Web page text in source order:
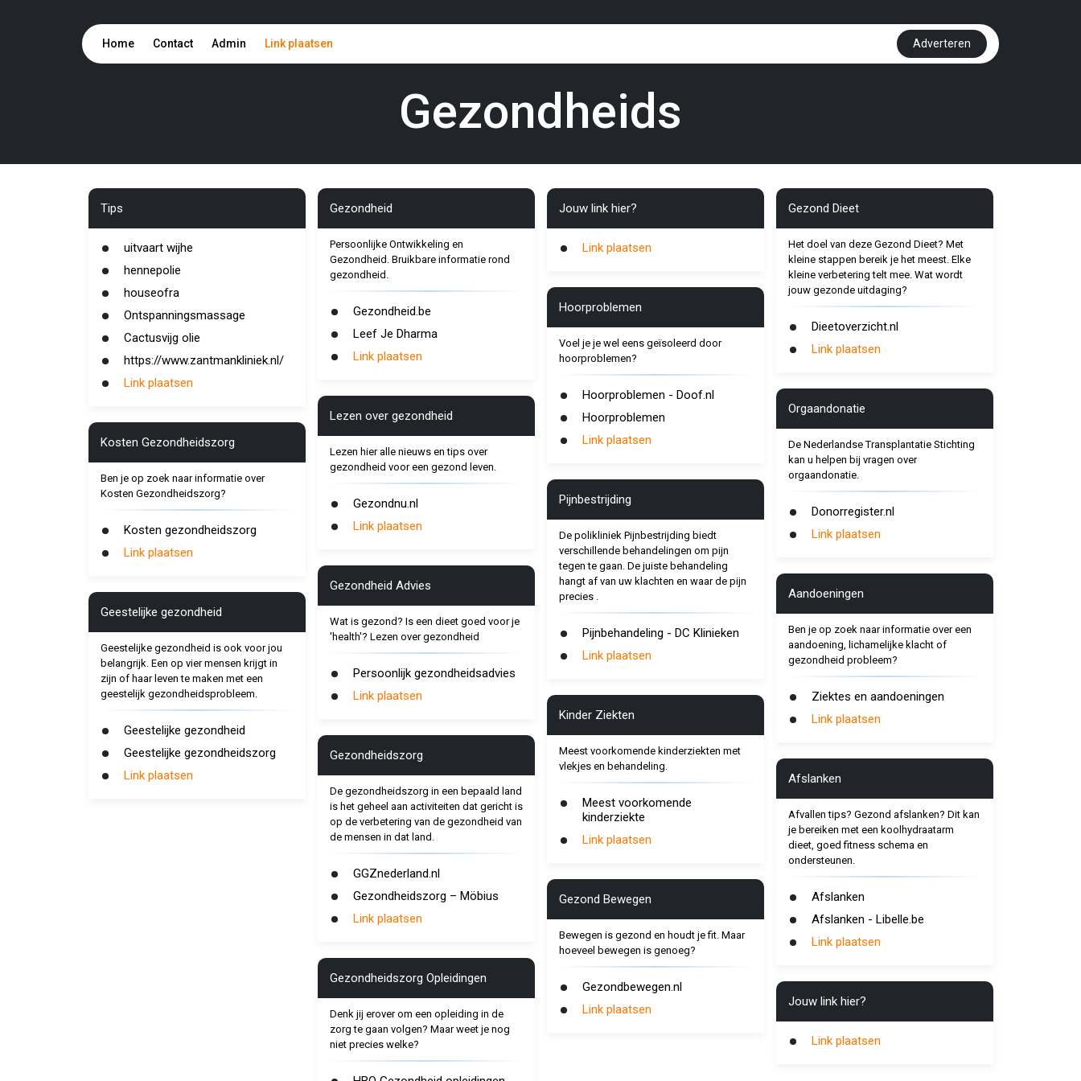
Home Contact Admin Link plaatsen Adverteren
Gezondheids
Tips
uitvaart wijhe
hennepolie
houseofra
Ontspanningsmassage
Cactusvijg olie
https://www.zantmankliniek.nl/
Link plaatsen
Kosten Gezondheidszorg
Ben je op zoek naar informatie over
Kosten Gezondheidszorg?
Kosten gezondheidszorg
Link plaatsen
Geestelijke gezondheid
Geestelijke gezondheid is ook voor jou
belangrijk. Een op vier mensen krijgt in
zijn of haar leven te maken met een
geestelijk gezondheidsprobleem.
Geestelijke gezondheid
Geestelijke gezondheidszorg
Link plaatsen
Gezondheid
Persoonlijke Ontwikkeling en
Gezondheid. Bruikbare informatie rond
gezondheid.
Gezondheid.be
Leef Je Dharma
Link plaatsen
Lezen over gezondheid
Lezen hier alle nieuws en tips over
gezondheid voor een gezond leven.
Gezondnu.nl
Link plaatsen
Gezondheid Advies
Wat is gezond? Is een dieet goed voor je
'health'? Lezen over gezondheid
Persoonlijk gezondheidsadvies
Link plaatsen
Gezondheidszorg
De gezondheidszorg in een bepaald land
is het geheel aan activiteiten dat gericht is
op de verbetering van de gezondheid van
de mensen in dat land.
GGZnederland.nl
Gezondheidszorg – Möbius
Link plaatsen
Gezondheidszorg Opleidingen
Denk jij erover om een opleiding in de
zorg te gaan volgen? Maar weet je nog
niet precies welke?
Jouw link hier?
Link plaatsen
Hoorproblemen
Voel je je wel eens geïsoleerd door
hoorproblemen?
Hoorproblemen - Doof.nl
Hoorproblemen
Link plaatsen
Pijnbestrijding
De polikliniek Pijnbestrijding biedt
verschillende behandelingen om pijn
tegen te gaan. De juiste behandeling
hangt af van uw klachten en waar de pijn
precies .
Pijnbehandeling - DC Klinieken
Link plaatsen
Kinder Ziekten
Meest voorkomende kinderziekten met
vlekjes en behandeling.
Meest voorkomende
kinderziekte
Link plaatsen
Gezond Bewegen
Bewegen is gezond en houdt je fit. Maar
hoeveel bewegen is genoeg?
Gezondbewegen.nl
Link plaatsen
Gezond Dieet
Het doel van deze Gezond Dieet? Met
kleine stappen bereik je het meest. Elke
kleine verbetering telt mee. Wat wordt
jouw gezonde uitdaging?
Dieetoverzicht.nl
Link plaatsen
Orgaandonatie
De Nederlandse Transplantatie Stichting
kan u helpen bij vragen over
orgaandonatie.
Donorregister.nl
Link plaatsen
Aandoeningen
Ben je op zoek naar informatie over een
aandoening, lichamelijke klacht of
gezondheid probleem?
Ziektes en aandoeningen
Link plaatsen
Afslanken
Afvallen tips? Gezond afslanken? Dit kan
je bereiken met een koolhydraatarm
dieet, goed fitness schema en
ondersteunen.
Afslanken
Afslanken - Libelle.be
Link plaatsen
Jouw link hier?
Link plaatsen